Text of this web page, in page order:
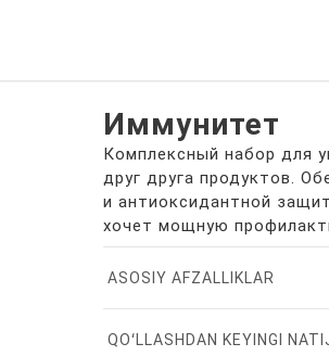
Иммунитет
Комплексный набор для
друг друга продуктов.
и антиоксидантной
хочет мощную
ASOSIY AFZALLIKLAR
QOʻLLASHDAN KEYINGI